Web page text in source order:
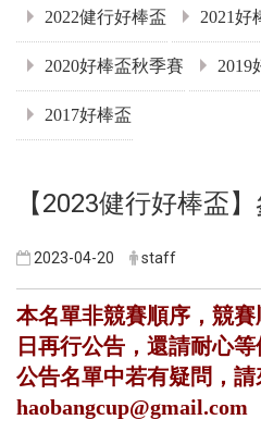
2022健行好棒盃 2021好
2020好棒盃秋季賽 2019
2017好棒盃
【2023健行好棒盃
2023-04-20 staff
本名單非競賽順序，競
日再行公告，還請耐心等
公告名單中若有疑問，請
haobangcup@gmail.com